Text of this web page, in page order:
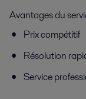
Avantages du
Prix compétitif
Résolution
Service